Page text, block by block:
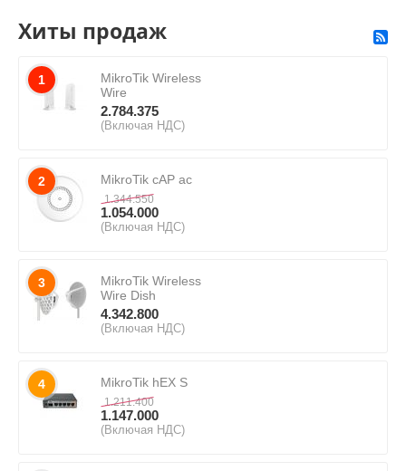
Хиты продаж
1
MikroTik Wireless
Wire
2.784.375
(Включая НДС)
2 MikroTik cAP ac
1.344.550
1.054.000
(Включая НДС)
3
MikroTik Wireless
Wire Dish
4.342.800
(Включая НДС)
4 MikroTik hEX S
1.211.400
1.147.000
(Включая НДС)